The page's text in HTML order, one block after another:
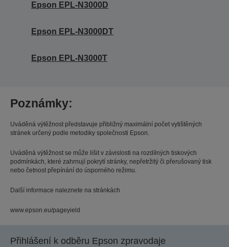
Epson EPL-N3000D
Epson EPL-N3000DT
Epson EPL-N3000T
Poznámky:
Uváděná výtěžnost představuje přibližný maximální počet vytištěných
stránek určený podle metodiky společnosti Epson.
Uváděná výtěžnost se může lišit v závislosti na rozdílných tiskových
podmínkách, které zahrnují pokrytí stránky, nepřetržitý či přerušovaný tisk
nebo četnost přepínání do úsporného režimu.
Další informace naleznete na stránkách
www.epson.eu/pageyield
Přihlášení k odběru Epson zpravodaje